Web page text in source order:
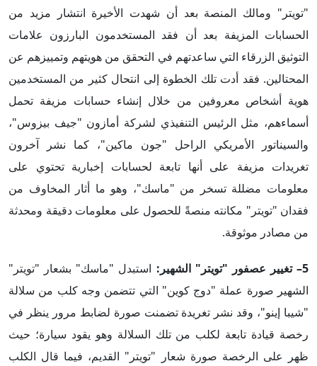
"تويتر" ومالك المنصة بعد أن شهدت الأخيرة انتشار مزيد من
الحسابات المزيفة بعد أن فقد المستخدمون البارزون علامات
التوثيق الزرقاء التي ساعدتهم في التحقق من هويتهم وتمييزهم عن
المحتالين. فقد أدت تلك الخطوة إلى انتحال كثير من المستخدمين
هوية أشخاص معروفين من خلال إنشاء حسابات مزيفة تحمل
أسماءهم، مثل الرئيس التنفيذي لشركة أمازون "جيف بيزوس"،
والسيناتور الأمريكي الراحل "جون ماكين"، كما نشر آخرون
تغريدات مزيفة على أنها تابعة لحسابات إخبارية تحتوي على
معلومات مضللة تسخر من "ماسك"، وهو ما أثار المخاوف من
فقدان "تويتر" مكانته منصةً للحصول على معلومات دقيقة ومحدثة
من مصادر موثوقة.
5– تغيير عصفور "تويتر" الشهير:
استبدل "ماسك" بشعار "تويتر"
الشهير صورة عملة "دوج كوين" التي تتضمن وجه كلب من سلالة
"شيبا إينو"، وقد نشر تغريدة تضمنت صورة لضابط مرور ينظر في
رخصة قيادة تابعة لكلب من تلك السلالة وهو يقود سيارة؛ حيث
ظهر على الرخصة صورة شعار "تويتر" القديم، فيما قال الكلب